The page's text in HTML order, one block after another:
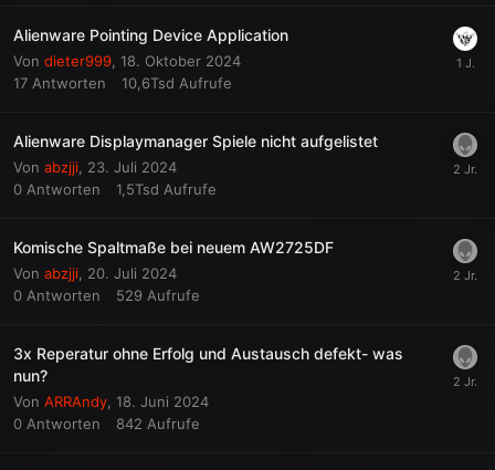
Alienware Pointing Device Application
Von dieter999 18. Oktober 2024
17 Antworten 10,6Tsd Aufrufe
Alienware Displaymanager Spiele nicht aufgelistet
Von abzjji 23. Juli 2024
0 Antworten 1,5Tsd Aufrufe
Komische Spaltmaße bei neuem AW2725DF
Von abzjji 20. Juli 2024
0 Antworten 529 Aufrufe
3x Reperatur ohne Erfolg und Austausch defekt- was
nun?
Von ARRAndy 18. Juni 2024
0 Antworten 842 Aufrufe